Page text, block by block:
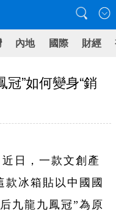
內地 國際 財經
冠”如何變身“銷
日，一款文創產
款冰箱貼以中國國
九龍九鳳冠”為原